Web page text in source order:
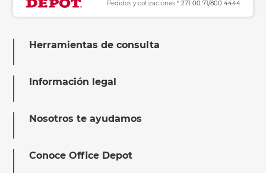
Pedidos y cotizaciones * 271 00 71/800 4444
Herramientas de consulta
Información legal
Nosotros te ayudamos
Conoce Office Depot